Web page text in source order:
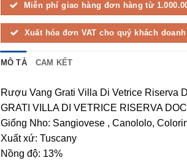
Miễn phí giao hàng đơn hàng từ
Xuất hóa đơn VAT cho quý khách
MÔ TẢ CAM KẾT
Rượu Vang Grati Villa Di Vetrice Riserva
GRATI VILLA DI VETRICE RISERVA
Giống Nho: Sangiovese , Canololo,
Xuất xứ: Tuscany
Nồng độ: 13%